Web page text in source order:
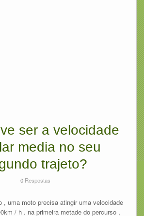
ser a velocidade
media no seu
trajeto?
0 Respostas
, uma moto precisa atingir uma velocidade
/ h . na primeira metade do percurso ,